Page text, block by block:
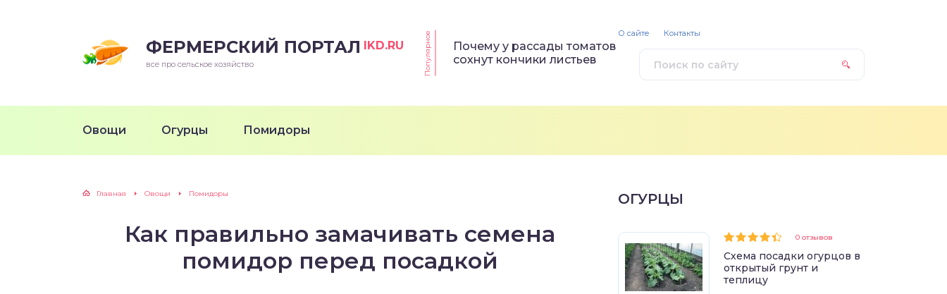
ФЕРМЕРСКИЙ ПОРТАЛ IKD.RU
все про сельское хозяйство Популярное
Почему у рассады томатов
сохнут кончики листьев
Овощи Огурцы Помидоры
О сайте Контакты
Главная Овощи Помидоры
Как правильно замачивать семена
помидор перед посадкой
ОГУРЦЫ
0 отзывов
Схема посадки огурцов в
открытый грунт и
теплицу